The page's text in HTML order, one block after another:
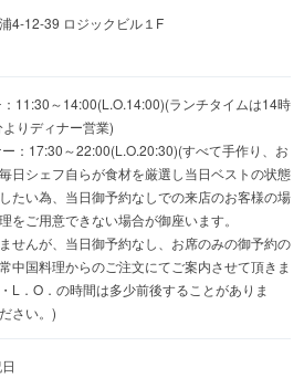
4-12-39 ロジックビル１F
：11:30～14:00(L.O.14:00)(ランチタイムは14時
りディナー営業)
：17:30～22:00(L.O.20:30)(すべて手作り、お
日シェフ自らが食材を厳選し当日ベストの状態
たい為、当日御予約なしでの来店のお客様の場
をご用意できない場合が御座います。
せんが、当日御予約なし、お席のみの御予約の
中国料理からのご注文にてご案内させて頂きま
L．O．の時間は多少前後することがありま
さい。)